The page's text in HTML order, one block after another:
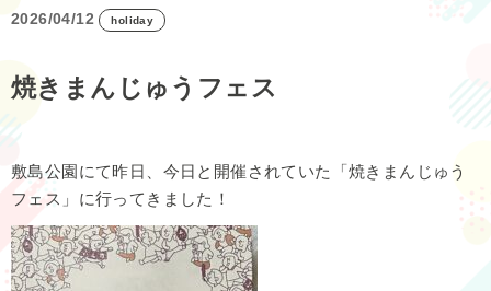
2026/04/12 holiday
焼きまんじゅうフェス
敷島公園にて昨日、今日と開催されていた「焼きまんじゅう
フェス」に行ってきました！